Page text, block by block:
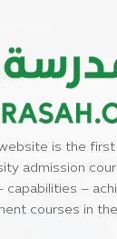
website is the
admission
capabilities –
courses in